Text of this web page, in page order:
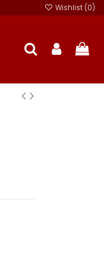
Wishlist (0)